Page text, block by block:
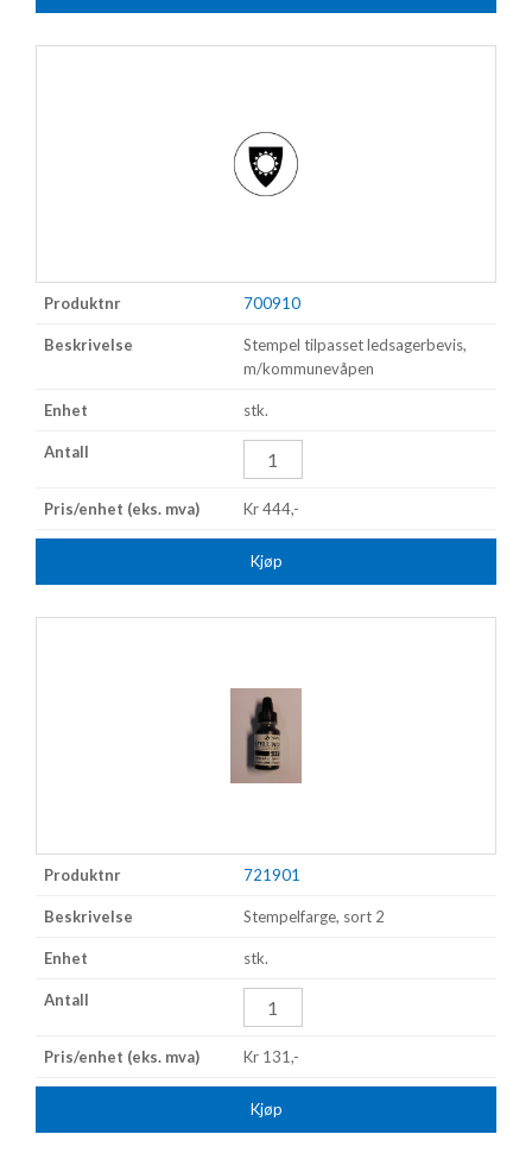
700910
Stempel tilpasset ledsagerbevis,
m/kommunevåpen
stk.
Kr 444,-
Kjøp
721901
Stempelfarge, sort 2
stk.
Kr 131,-
Kjøp